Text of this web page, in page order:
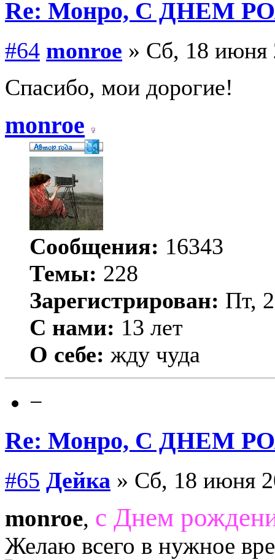
Re: Монро, С ДНЕМ
#64 monroe » Сб, 18 июня
Спасибо, мои дорогие!
monroe
Сообщения: 16343
Темы: 228
Зарегистрирован: Пт,
С нами: 13 лет
О себе: жду чуда
−
Re: Монро, С ДНЕМ
#65 Дейка » Сб, 18 июня
monroe, с Днем
Желаю всего в нужное